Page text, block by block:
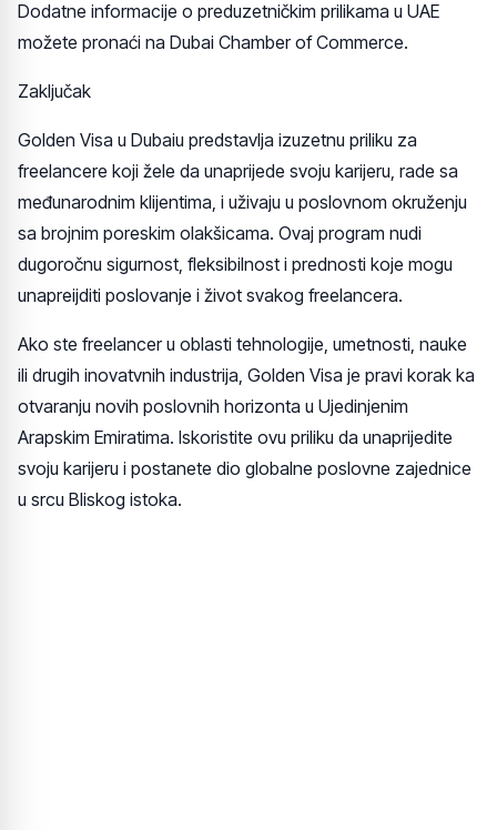
Dodatne informacije o preduzetničkim prilikama u UAE
možete pronaći na Dubai Chamber of Commerce.
Zaključak
Golden Visa u Dubaiu predstavlja izuzetnu priliku za
freelancere koji žele da unaprijede svoju karijeru, rade sa
međunarodnim klijentima, i uživaju u poslovnom okruženju
sa brojnim poreskim olakšicama. Ovaj program nudi
dugoročnu sigurnost, fleksibilnost i prednosti koje mogu
unapreijditi poslovanje i život svakog freelancera.
Ako ste freelancer u oblasti tehnologije, umetnosti, nauke
ili drugih inovatvnih industrija, Golden Visa je pravi korak ka
otvaranju novih poslovnih horizonta u Ujedinjenim
Arapskim Emiratima. Iskoristite ovu priliku da unaprijedite
svoju karijeru i postanete dio globalne poslovne zajednice
u srcu Bliskog istoka.